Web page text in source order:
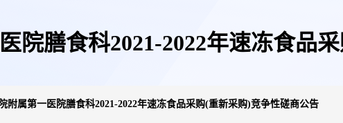
院膳食科2021-2022年速冻食品
附属第一医院膳食科2021-2022年速冻食品采购(重新采购)竞争性磋商公告